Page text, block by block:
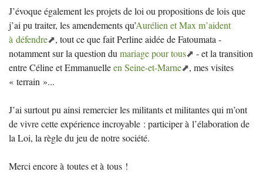
J’évoque également les projets de loi ou propositions de lois que
j’ai pu traiter, les amendements qu’Aurélien et Max m’aident
à défendre
, tout ce que fait Perline aidée de Fatoumata -
notamment sur la question du mariage pour tous
- et la transition
entre Céline et Emmanuelleen Seine-et-Marne
, mes visites
« terrain »...
J’ai surtout pu ainsi remercier les militants et militantes qui m’ont
de vivre cette expérience incroyable : participer à l’élaboration de
la Loi, la règle du jeu de notre société.
Merci encore à toutes et à tous !